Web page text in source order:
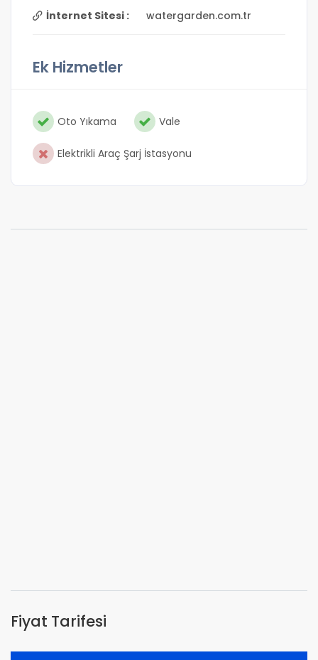
İnternet Sitesi : watergarden.com.tr
Ek Hizmetler
Oto Yıkama Vale
Elektrikli Araç Şarj İstasyonu
Fiyat Tarifesi